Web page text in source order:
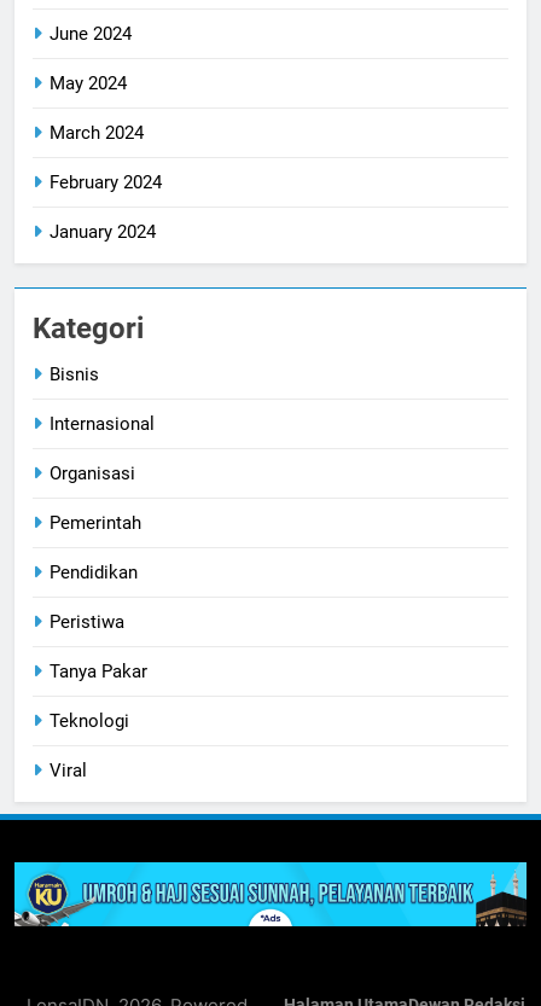
June 2024
May 2024
March 2024
February 2024
January 2024
Kategori
Bisnis
Internasional
Organisasi
Pemerintah
Pendidikan
Peristiwa
Tanya Pakar
Teknologi
Viral